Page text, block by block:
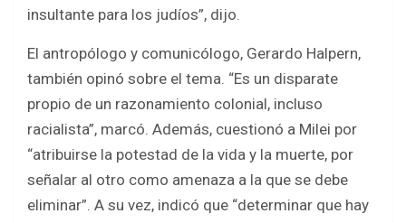
insultante para los judíos”, dijo.
El antropólogo y comunicólogo, Gerardo Halpern,
también opinó sobre el tema. “Es un disparate
propio de un razonamiento colonial, incluso
racialista”, marcó. Además, cuestionó a Milei por
“atribuirse la potestad de la vida y la muerte, por
señalar al otro como amenaza a la que se debe
eliminar”. A su vez, indicó que “determinar que hay